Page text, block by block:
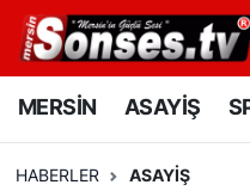
MERSİN ASAYİŞ
HABERLER ASAYİŞ
MERSİN
Mersin Nöbetçi